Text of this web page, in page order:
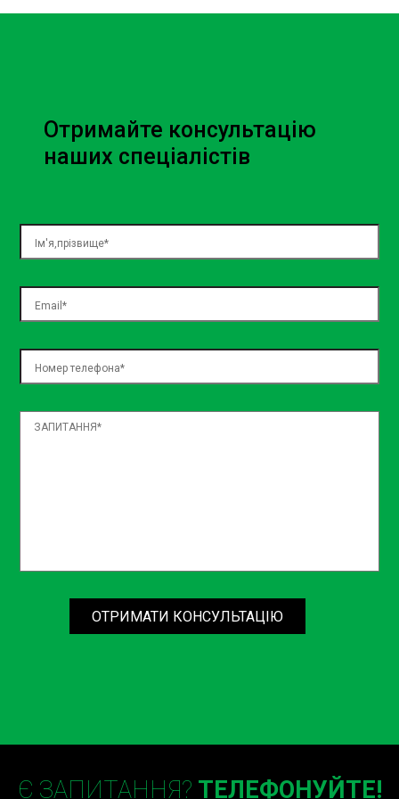
фільтр сприяють кращому змащуванню та
Коли варто проводити часткову
заміну рідини в АКПП із заміною
Рекомендації щодо частоти заміни рідини та фільтра
залежать від виробника вашого автомобіля. Зазвичай,
проводити кожні 30-50 тисяч кілометрів пробігу. Якщо
ви помічаєте зміни в роботі коробки передач, такі як
заміни рідини і фільтра.
Процедура часткової заміни
Підготовка автомобіля. Автомобіль підіймають на
підйомнику для зручного доступу до коробки передач.
Злив старої рідини. За допомогою спеціальних
рідини до необхідного рівня.
роботи коробки передач на наявність протікань та
Отримайте консультацію
наших спеціалістів
ОТРИМАТИ КОНСУЛЬТАЦІЮ
Є ЗАПИТАННЯ? ТЕЛЕФОНУЙТЕ!